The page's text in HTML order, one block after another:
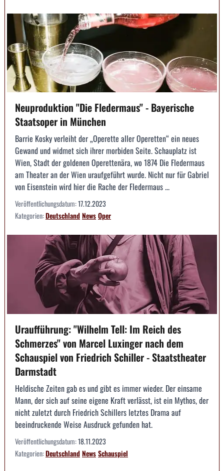
Neuproduktion "Die Fledermaus" - Bayerische
Staatsoper in München
Barrie Kosky verleiht der „Operette aller Operetten“ ein neues
Gewand und widmet sich ihrer morbiden Seite. Schauplatz ist
Wien, Stadt der goldenen Operettenära, wo 1874 Die Fledermaus
am Theater an der Wien uraufgeführt wurde. Nicht nur für Gabriel
von Eisenstein wird hier die Rache der Fledermaus ...
Veröffentlichungsdatum:17.12.2023
Kategorien:DeutschlandNewsOper
Uraufführung: "Wilhelm Tell: Im Reich des
Schmerzes" von Marcel Luxinger nach dem
Schauspiel von Friedrich Schiller - Staatstheater
Darmstadt
Heldische Zeiten gab es und gibt es immer wieder. Der einsame
Mann, der sich auf seine eigene Kraft verlässt, ist ein Mythos, der
nicht zuletzt durch Friedrich Schillers letztes Drama auf
beeindruckende Weise Ausdruck gefunden hat.
Veröffentlichungsdatum:18.11.2023
Kategorien:DeutschlandNewsSchauspiel